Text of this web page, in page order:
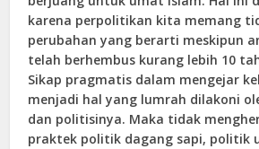
karena perpolitikan kita memang
perubahan yang berarti meskipun
telah berhembus kurang lebih 10
Sikap pragmatis dalam mengejar
menjadi hal yang lumrah dilakoni
dan politisinya. Maka tidak
praktek politik dagang sapi, politik